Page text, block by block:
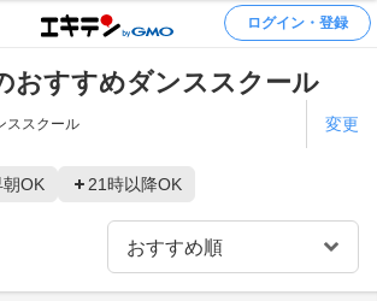
ログイン・登録
おすすめダンススクール
ススクール 変更
朝OK 21時以降OK